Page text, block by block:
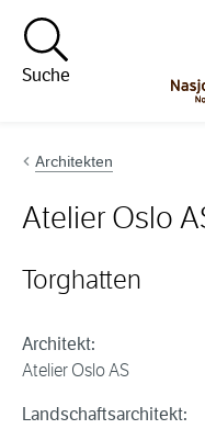
Hopp til innhold
Suche
Architekten
Atelier Oslo
Torghatten
Architekt:
Atelier Oslo AS
Landschaftsarchitekt: